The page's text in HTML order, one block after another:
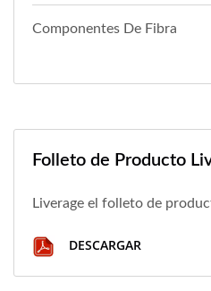
Componentes De Fibra
Folleto de Producto
Liverage el folleto de
DESCARGAR